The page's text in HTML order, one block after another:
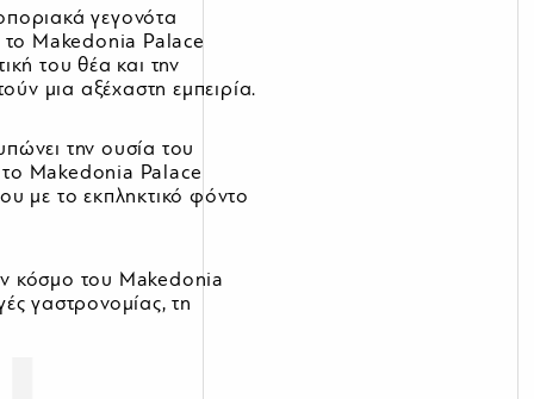
γεγονότα
το Makedonia Palace
του θέα και την
μια αξέχαστη εμπειρία.
την ουσία του
το Makedonia Palace
με το εκπληκτικό φόντο
κόσμο του Makedonia
γαστρονομίας, τη